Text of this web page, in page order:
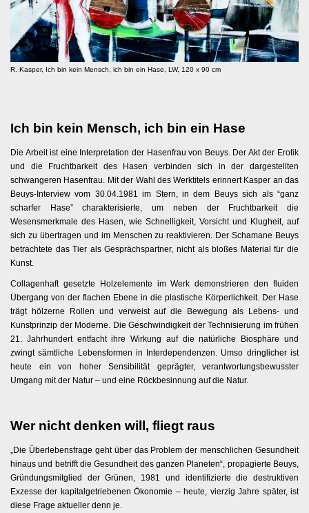
R. Kasper, Ich bin kein Mensch, ich bin ein Hase, LW, 120 x 90 cm
Ich bin kein Mensch, ich bin ein Hase
Die Arbeit ist eine Interpretation der Hasenfrau von Beuys. Der Akt der Erotik
und die Fruchtbarkeit des Hasen verbinden sich in der dargestellten
schwangeren Hasenfrau. Mit der Wahl des Werktitels erinnert Kasper an das
Beuys-Interview vom 30.04.1981 im Stern, in dem Beuys sich als “ganz
scharfer Hase” charakterisierte, um neben der Fruchtbarkeit die
Wesensmerkmale des Hasen, wie Schnelligkeit, Vorsicht und Klugheit, auf
sich zu übertragen und im Menschen zu reaktivieren. Der Schamane Beuys
betrachtete das Tier als Gesprächspartner, nicht als bloßes Material für die
Kunst.
Collagenhaft gesetzte Holzelemente im Werk demonstrieren den fluiden
Übergang von der flachen Ebene in die plastische Körperlichkeit. Der Hase
trägt hölzerne Rollen und verweist auf die Bewegung als Lebens- und
Kunstprinzip der Moderne. Die Geschwindigkeit der Technisierung im frühen
21. Jahrhundert entfacht ihre Wirkung auf die natürliche Biosphäre und
zwingt sämtliche Lebensformen in Interdependenzen. Umso dringlicher ist
heute ein von hoher Sensibilität geprägter, verantwortungsbewusster
Umgang mit der Natur – und eine Rückbesinnung auf die Natur.
Wer nicht denken will, fliegt raus
„Die Überlebensfrage geht über das Problem der menschlichen Gesundheit
hinaus und betrifft die Gesundheit des ganzen Planeten“, propagierte Beuys,
Gründungsmitglied der Grünen, 1981 und identifizierte die destruktiven
Exzesse der kapitalgetriebenen Ökonomie – heute, vierzig Jahre später, ist
diese Frage aktueller denn je.